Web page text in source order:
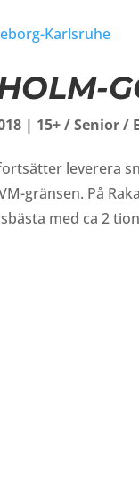
| 15+ / Senior /
leverera
gränsen. På
med ca 2